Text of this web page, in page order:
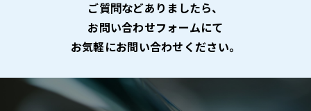
ご質問などありましたら、
お問い合わせフォームにて
お気軽にお問い合わせください。